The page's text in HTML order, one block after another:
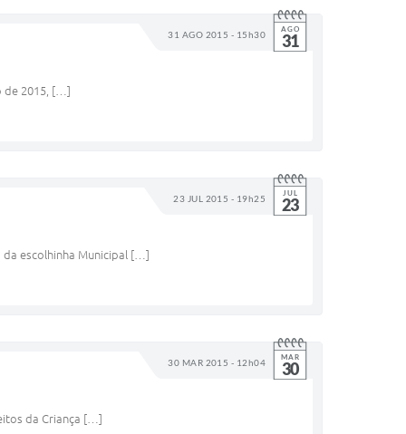
31 AGO 2015 - 15h30 AGO
31
de 2015, […]
23 JUL 2015 - 19h25 JUL
23
escolhinha Municipal […]
30 MAR 2015 - 12h04 MAR
30
da Criança […]